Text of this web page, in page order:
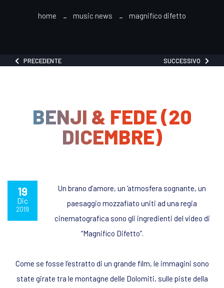
home music news magnifico difetto
PRECEDENTE SUCCESSIVO
BENJI & FEDE (20
DICEMBRE)
19
Dic
2019
Un brano d’amore, un ‘atmosfera sognante, un
paesaggio mozzafiato uniti ad una regia
cinematografica sono gli ingredienti del video di
“Magnifico Difetto”.
Come se fosse l’estratto di un grande film, le immagini sono
state girate tra le montagne delle Dolomiti, sulle piste della